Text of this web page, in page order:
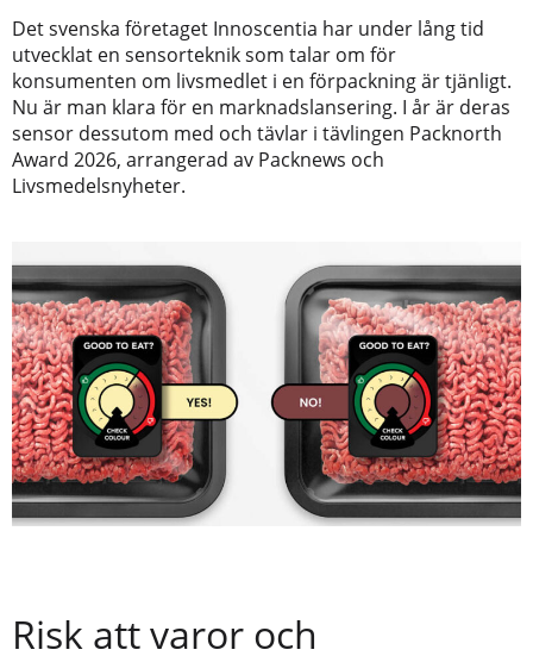
Det svenska företaget Innoscentia har under lång tid
utvecklat en sensorteknik som talar om för
konsumenten om livsmedlet i en förpackning är tjänligt.
Nu är man klara för en marknadslansering. I år är deras
sensor dessutom med och tävlar i tävlingen Packnorth
Award 2026, arrangerad av Packnews och
Livsmedelsnyheter.
Risk att varor och